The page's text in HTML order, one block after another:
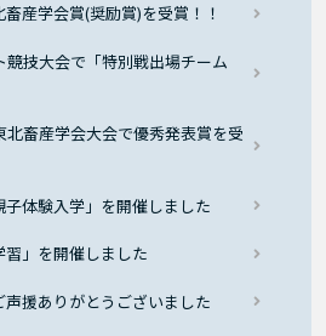
産学会賞(奨励賞)を受賞！！
技大会で「特別戦出場チーム
畜産学会大会で優秀発表賞を受
体験入学」を開催しました
」を開催しました
声援ありがとうございました